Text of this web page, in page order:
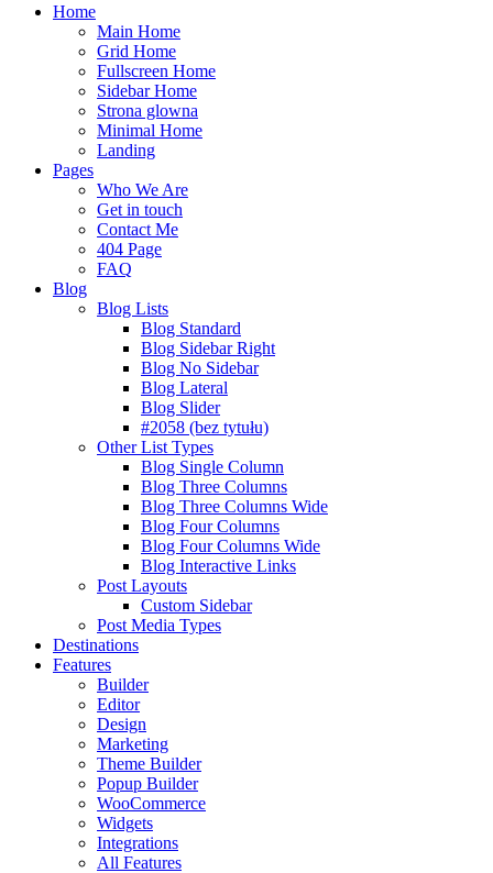
Home
Main Home
Grid Home
Fullscreen Home
Sidebar Home
Strona glowna
Minimal Home
Landing
Pages
Who We Are
Get in touch
Contact Me
404 Page
FAQ
Blog
Blog Lists
Blog Standard
Blog Sidebar Right
Blog No Sidebar
Blog Lateral
Blog Slider
#2058 (bez tytułu)
Other List Types
Blog Single Column
Blog Three Columns
Blog Three Columns Wide
Blog Four Columns
Blog Four Columns Wide
Blog Interactive Links
Post Layouts
Custom Sidebar
Post Media Types
Destinations
Features
Builder
Editor
Design
Marketing
Theme Builder
Popup Builder
WooCommerce
Widgets
Integrations
All Features